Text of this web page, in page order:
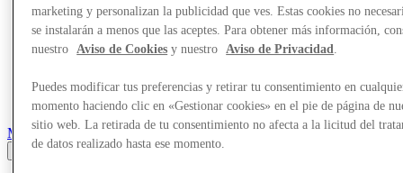
Marcas
marketing y personalizan la publicidad que ves. Estas cookies no
se instalarán a menos que las aceptes. Para obtener más información,
nuestro
Aviso de Cookies y nuestro Aviso de Privacidad
Puedes modificar tus preferencias y retirar tu consentimiento en
momento haciendo clic en «Gestionar cookies» en el pie de página de
sitio web. La retirada de tu consentimiento no afecta a la licitud del
de datos realizado hasta ese momento.